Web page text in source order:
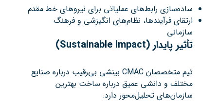
ساده‌سازی رابط‌های عملیاتی برای نیروهای خط مقدم
ارتقای فرآیندها، نظام‌های انگیزشی و فرهنگ
سازمانی
تأثیر پایدار (Sustainable Impact)
تیم متخصصان CMAC بینشی بی‌رقیب درباره صنایع
مختلف و دانشی عمیق درباره ساخت بهترین
سازمان‌های تحلیل‌محور دارد: